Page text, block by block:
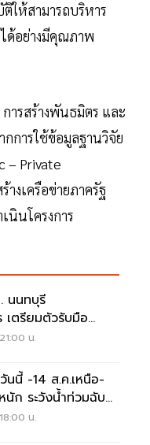
ให้สามารถบริหาร
ด้อย่างมีคุณภาพ
ารสร้างพันธมิตร และ
การใช้ข้อมูลฐานวิจัย
– Private
งเครือข่ายภาครัฐ
นินโครงการ
นนทบุรี
เตรียมตัวรับมือ
ยจุดน.
นนี้ -14 ส.ค.เหนือ-
ก ระวังน้ำท่วมฉับ
หลาก
น.